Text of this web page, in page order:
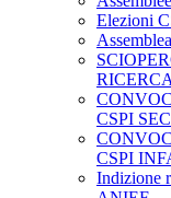
Elezioni
CSPI
CSPI
Indizione